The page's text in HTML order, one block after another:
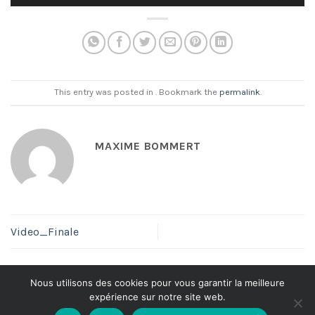
This entry was posted in . Bookmark the permalink.
MAXIME BOMMERT
Video_Finale
Politique de Confidentialité
Nous utilisons des cookies pour vous garantir la meilleure
expérience sur notre site web.